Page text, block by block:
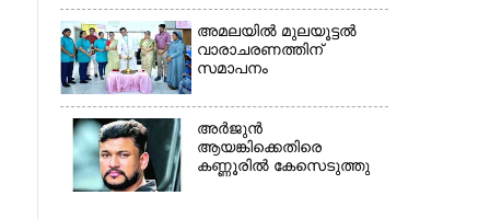
അമലയിൽ മുലയൂട്ടൽ
വാരാചരണത്തിന്
സമാപനം
അർജുൻ
ആയങ്കിക്കെതിരെ
കണ്ണൂരിൽ കേസെടുത്തു